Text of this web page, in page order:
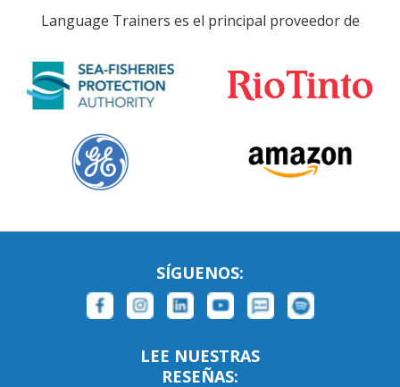
Language Trainers es el principal proveedor de
SÍGUENOS:
LEE NUESTRAS
RESEÑAS: